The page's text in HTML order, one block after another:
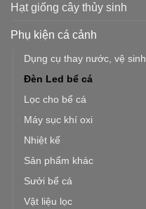
Hạt giống cây thủy sinh
Phụ kiện cá cảnh
Dụng cụ thay nước, vệ sinh
Đèn Led bể cá
Lọc cho bể cá
Máy sục khí oxi
Nhiệt kế
Sản phẩm khác
Sưởi bể cá
Vật liệu lọc